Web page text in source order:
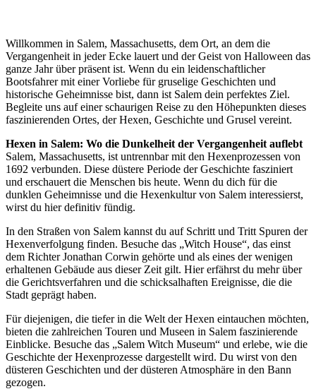
Willkommen in Salem, Massachusetts, dem Ort, an dem die
Vergangenheit in jeder Ecke lauert und der Geist von Halloween das
ganze Jahr über präsent ist. Wenn du ein leidenschaftlicher
Bootsfahrer mit einer Vorliebe für gruselige Geschichten und
historische Geheimnisse bist, dann ist Salem dein perfektes Ziel.
Begleite uns auf einer schaurigen Reise zu den Höhepunkten dieses
faszinierenden Ortes, der Hexen, Geschichte und Grusel vereint.
Hexen in Salem: Wo die Dunkelheit der Vergangenheit auflebt
Salem, Massachusetts, ist untrennbar mit den Hexenprozessen von
1692 verbunden. Diese düstere Periode der Geschichte fasziniert
und erschauert die Menschen bis heute. Wenn du dich für die
dunklen Geheimnisse und die Hexenkultur von Salem interessierst,
wirst du hier definitiv fündig.
In den Straßen von Salem kannst du auf Schritt und Tritt Spuren der
Hexenverfolgung finden. Besuche das „Witch House“, das einst
dem Richter Jonathan Corwin gehörte und als eines der wenigen
erhaltenen Gebäude aus dieser Zeit gilt. Hier erfährst du mehr über
die Gerichtsverfahren und die schicksalhaften Ereignisse, die die
Stadt geprägt haben.
Für diejenigen, die tiefer in die Welt der Hexen eintauchen möchten,
bieten die zahlreichen Touren und Museen in Salem faszinierende
Einblicke. Besuche das „Salem Witch Museum“ und erlebe, wie die
Geschichte der Hexenprozesse dargestellt wird. Du wirst von den
düsteren Geschichten und der düsteren Atmosphäre in den Bann
gezogen.